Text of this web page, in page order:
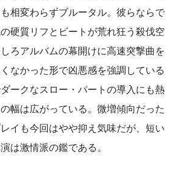
相変わらずブルータル。彼らならで
硬質リフとビートが荒れ狂う殺伐空
ろアルバムの幕開けに高速突撃曲を
なかった形で凶悪感を強調している
ークなスロー・パートの導入にも熱
幅は広がっている。微増傾向だった
イも今回はやや抑え気味だが、短い
は激情派の鑑である。